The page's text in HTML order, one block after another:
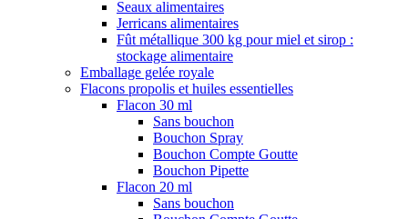
Seaux alimentaires
Jerricans alimentaires
Fût métallique 300 kg pour miel et sirop :
stockage alimentaire
Emballage gelée royale
Flacons propolis et huiles essentielles
Flacon 30 ml
Sans bouchon
Bouchon Spray
Bouchon Compte Goutte
Bouchon Pipette
Flacon 20 ml
Sans bouchon